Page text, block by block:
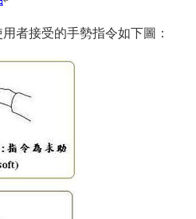
者接受的手勢指令如下圖：